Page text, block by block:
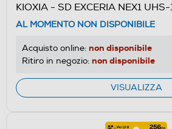
KIOXIA - SD EXCERIA NEX1
AL MOMENTO NON DISPONIBILE
Acquisto online: non disponibile
Ritiro in negozio: non disponibile
VISUALIZZA